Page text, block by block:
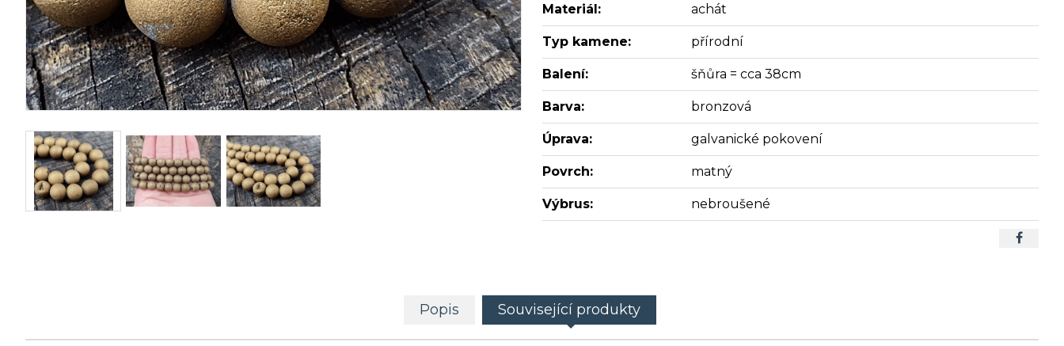
Materiál: achát
Typ kamene: přírodní
Balení: šňůra = cca 38cm
Barva: bronzová
Úprava: galvanické pokovení
Povrch: matný
Výbrus: nebroušené
Popis Související produkty